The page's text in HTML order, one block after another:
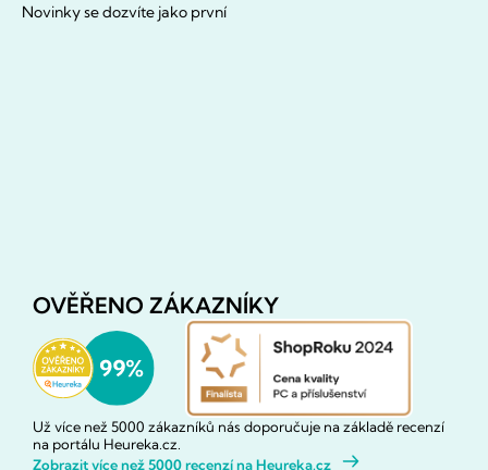
Novinky se dozvíte jako první
OVĚŘENO ZÁKAZNÍKY
Už více než 5000 zákazníků nás doporučuje na základě recenzí
na portálu Heureka.cz.
Zobrazit více než 5000 recenzí na Heureka.cz